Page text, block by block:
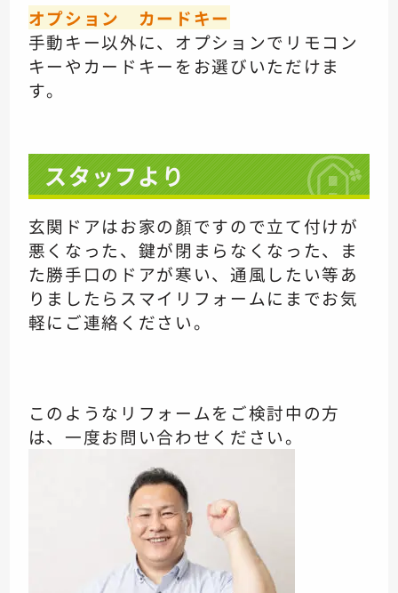
オプション カードキー
手動キー以外に、オプションでリモコン
キーやカードキーをお選びいただけま
す。
スタッフより
玄関ドアはお家の顏ですので立て付けが
悪くなった、 鍵が閉まらなくなった、
ま
た勝手口のドアが寒い、通風したい等あ
りましたら スマイリフォームにまでお気
軽にご連絡ください。
このようなリフォームをご検討中の方
は、一度お問い合わせください。